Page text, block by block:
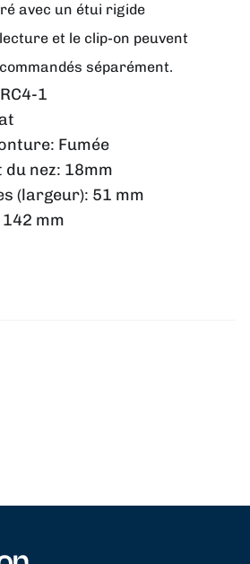
avec un étui rigide
et le clip-on peuvent
séparément.
1
Fumée
nez: 18mm
(largeur): 51 mm
142 mm